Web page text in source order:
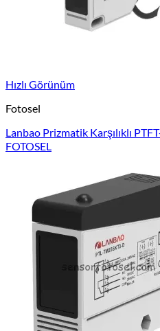
Hızlı Görünüm
Fotosel
Lanbao Prizmatik Karşılıklı
FOTOSEL